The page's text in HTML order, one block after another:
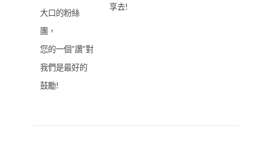
大口的粉絲
團，
您的一個”讚”對
我們是最好的
鼓勵!
享去!